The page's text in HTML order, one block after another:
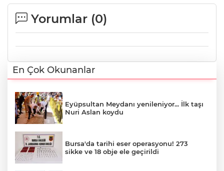
Yorumlar (0)
En Çok Okunanlar
Eyüpsultan Meydanı yenileniyor... İlk taşı
Nuri Aslan koydu
Bursa'da tarihi eser operasyonu! 273
sikke ve 18 obje ele geçirildi